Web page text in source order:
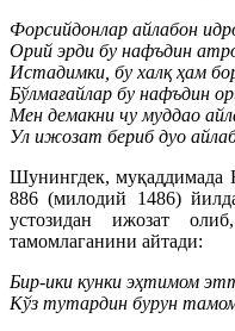
Форсийдонлар айлабон
Орий эрди бу нафъдин
Истадимки, бу халқ ҳам
Бўлмағайлар бу нафъдин
Мен демакни чу муддао
Ул ижозат бериб дуо
Шунингдек,
886 (милодий 1486)
устозидан ижозат
тамомлаганини айтади:
Бир-ики кунки эҳтимом
Кўз тутардин бурун